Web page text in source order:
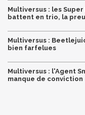
Multiversus : les
battent en trio, la
Multiversus :
bien farfelues
Multiversus : l'Agent
manque de conviction